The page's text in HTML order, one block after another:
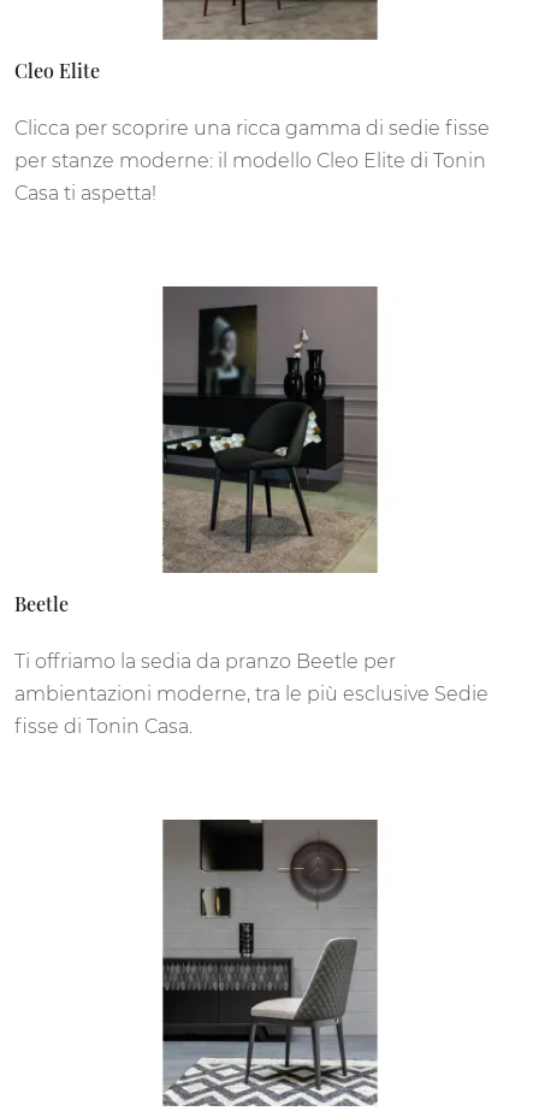
Cleo Elite
Clicca per scoprire una ricca gamma di sedie fisse
per stanze moderne: il modello Cleo Elite di Tonin
Casa ti aspetta!
Beetle
Ti offriamo la sedia da pranzo Beetle per
ambientazioni moderne, tra le più esclusive Sedie
fisse di Tonin Casa.